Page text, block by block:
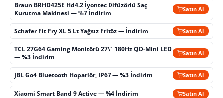
Braun BRHD425E Hd4.2 İyontec Difüzörlü Saç
Kurutma Makinesi — %7 İndirim
Satın Al
Schafer Fit Fry XL 5 Lt Yağsız Fritöz — İndirim Satın Al
TCL 27G64 Gaming Monitörü 27\" 180Hz QD-Mini LED
— %3 İndirim
Satın Al
JBL Go4 Bluetooth Hoparlör, IP67 — %3 İndirim Satın Al
Xiaomi Smart Band 9 Active — %4 İndirim Satın Al